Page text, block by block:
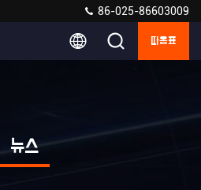
86-025-86603009
따옴표
뉴스